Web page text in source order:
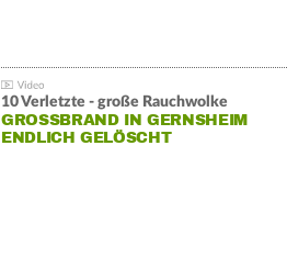
10 Verletzte - große Rauchwolke
GROSSBRAND IN GERNSHEIM E
NDLICH GELÖSCHT